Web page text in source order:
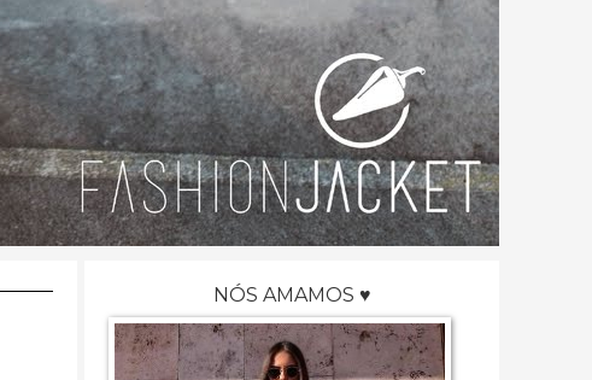
NÓS AMAMOS ♥